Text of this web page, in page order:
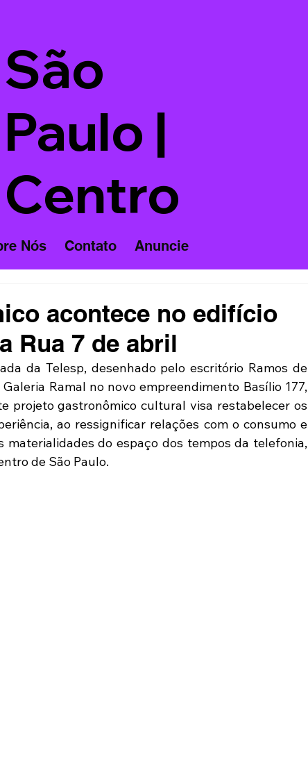
São
Paulo |
Centro
Nós Contato Anuncie
acontece no edifício
Rua 7 de abril
da Telesp, desenhado pelo escritório Ramos de
Ramal no novo empreendimento Basílio 177,
projeto gastronômico cultural visa restabelecer os
ao ressignificar relações com o consumo e
do espaço dos tempos da telefonia,
de São Paulo.